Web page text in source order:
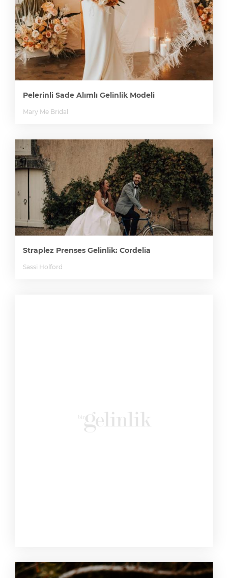
Pelerinli Sade Alımlı Gelinlik Modeli
Mary Me Bridal
Straplez Prenses Gelinlik: Cordelia
Sassi Holford